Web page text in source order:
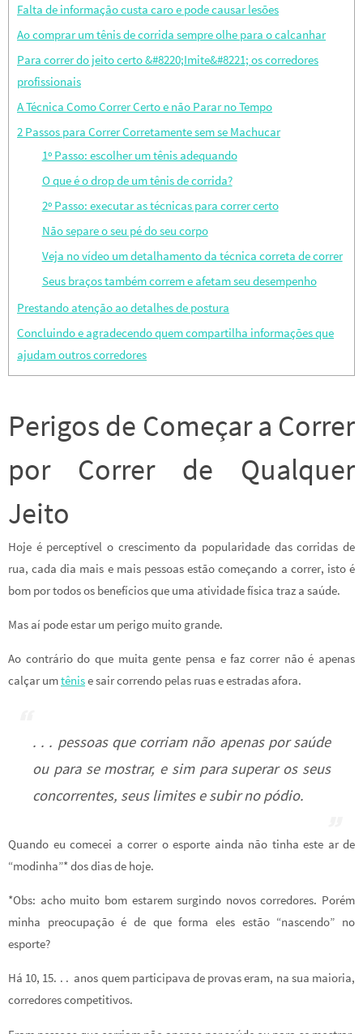
Falta de informação custa caro e pode causar lesões
Ao comprar um tênis de corrida sempre olhe para o calcanhar
Para correr do jeito certo &#8220;Imite&#8221; os corredores
profissionais
A Técnica Como Correr Certo e não Parar no Tempo
2 Passos para Correr Corretamente sem se Machucar
1º Passo: escolher um tênis adequando
O que é o drop de um tênis de corrida?
2º Passo: executar as técnicas para correr certo
Não separe o seu pé do seu corpo
Veja no vídeo um detalhamento da técnica correta de correr
Seus braços também correm e afetam seu desempenho
Prestando atenção ao detalhes de postura
Concluindo e agradecendo quem compartilha informações que
ajudam outros corredores
Perigos de Começar a Correr
por Correr de Qualquer
Jeito
Hoje é perceptível o crescimento da popularidade das corridas de
rua, cada dia mais e mais pessoas estão começando a correr, isto é
bom por todos os benefícios que uma atividade física traz a saúde.
Mas aí pode estar um perigo muito grande.
Ao contrário do que muita gente pensa e faz correr não é apenas
calçar umtênise sair correndo pelas ruas e estradas afora.
. . . pessoas que corriam não apenas por saúde
ou para se mostrar, e sim para superar os seus
concorrentes, seus limites e subir no pódio.
Quando eu comecei a correr o esporte ainda não tinha este ar de
“modinha”* dos dias de hoje.
*Obs: acho muito bom estarem surgindo novos corredores. Porém
minha preocupação é de que forma eles estão “nascendo” no
esporte?
Há 10, 15. . . anos quem participava de provas eram, na sua maioria,
corredores competitivos.